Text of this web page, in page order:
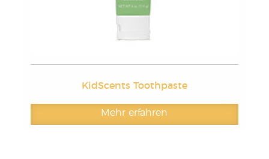
KidScents Toothpaste
Mehr erfahren